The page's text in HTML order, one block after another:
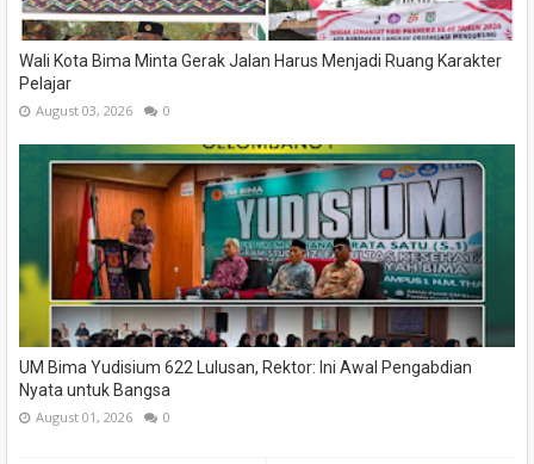
Wali Kota Bima Minta Gerak Jalan Harus Menjadi Ruang Karakter
Pelajar
August 03, 2026 0
UM Bima Yudisium 622 Lulusan, Rektor: Ini Awal Pengabdian
Nyata untuk Bangsa
August 01, 2026 0